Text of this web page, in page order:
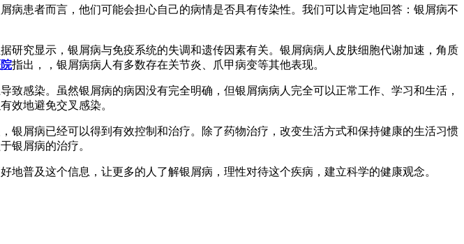
患者而言，他们可能会担心自己的病情是否具有传染性。我们可以肯定地回答：银屑病不
究显示，银屑病与免疫系统的失调和遗传因素有关。银屑病病人皮肤细胞代谢加速，角质
指出，，银屑病病人有多数存在关节炎、爪甲病变等其他表现。
感染。虽然银屑病的病因没有完全明确，但银屑病病人完全可以正常工作、学习和生活，
效地避免交叉感染。
屑病已经可以得到有效控制和治疗。除了药物治疗，改变生活方式和保持健康的生活习惯
银屑病的治疗。
普及这个信息，让更多的人了解银屑病，理性对待这个疾病，建立科学的健康观念。